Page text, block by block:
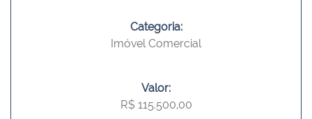
Categoria:
Imóvel Comercial
Valor:
R$ 115.500,00